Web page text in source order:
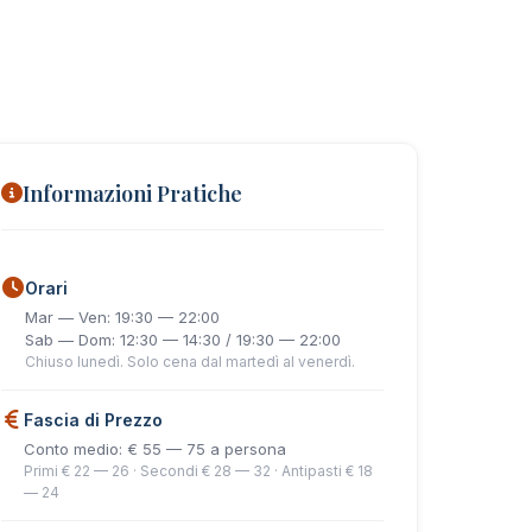
Informazioni Pratiche
Orari
Mar — Ven: 19:30 — 22:00
Sab — Dom: 12:30 — 14:30 / 19:30 — 22:00
Chiuso lunedì. Solo cena dal martedì al venerdì.
Fascia di Prezzo
Conto medio: € 55 — 75 a persona
Primi € 22 — 26 · Secondi € 28 — 32 · Antipasti € 18
— 24